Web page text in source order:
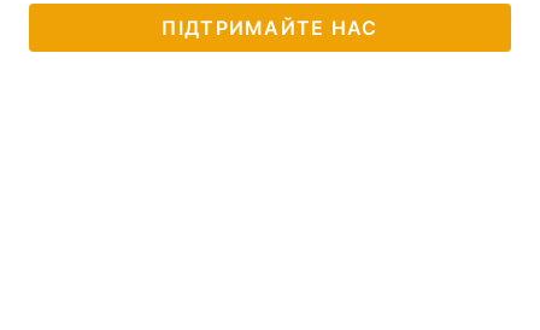
ПІДТРИМАЙТЕ НАС